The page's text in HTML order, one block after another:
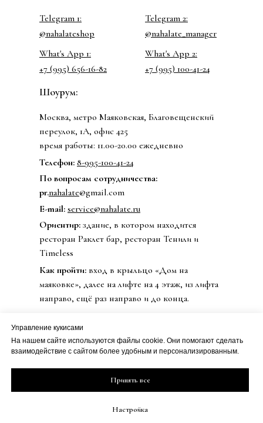
© 2020 Бренд одежды nahalate
Ориентир: здание, в котором находится
ресторан Раклет бар, ресторан Тенили и
Timeless
Шоурум:
Политика
Москва, метро Маяковская, Благовещенский
переулок, 1А, офис 425
время работы: 11.00-20.00 ежедневно
Как пройти: вход в крыльцо «Дом на
маяковке», далее на лифте на 4 этаж, из лифта
направо, ещё раз направо и до конца.
Телефон: 8-995-100-41-24
E-mail: service@nahalate.ru
По вопросам сотрудничества:
pr.nahalate@gmail.com
Telegram 1:
@nahalate_manager
Telegram 2:
@nahalateshop
What's App 1:
+7 (995) 100-41-24
What's App 2:
+7 (995) 656-16-82
ИП Петрова Дарья Сергеевна
Управление кукисами
На нашем сайте используются файлы cookie. Они помогают сделать
взаимодействие с сайтом более удобным и персонализированным.
Принять все
Настройка